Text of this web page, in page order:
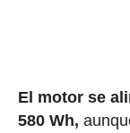
El motor se
580 Wh,